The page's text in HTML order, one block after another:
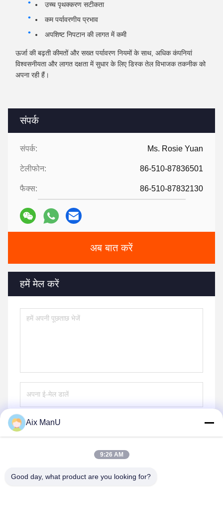
संपर्क
संपर्क: Ms. Rosie Yuan
टेलीफोन: 86-510-87836501
फैक्स: 86-510-87832130
अब बात करें
हमें मेल करें
भेजना
उच्च पृथक्करण सटीकता
कम पर्यावरणीय प्रभाव
अपशिष्ट निपटान की लागत में कमी
ऊर्जा की बढ़ती कीमतों और सख्त पर्यावरण नियमों के साथ, अधिक कंपनियां
विश्वसनीयता और लागत दक्षता में सुधार के लिए डिस्क तेल विभाजक तकनीक को
अपना रही हैं।
Aix ManU
9:26 AM
Good day, what product are you looking for?